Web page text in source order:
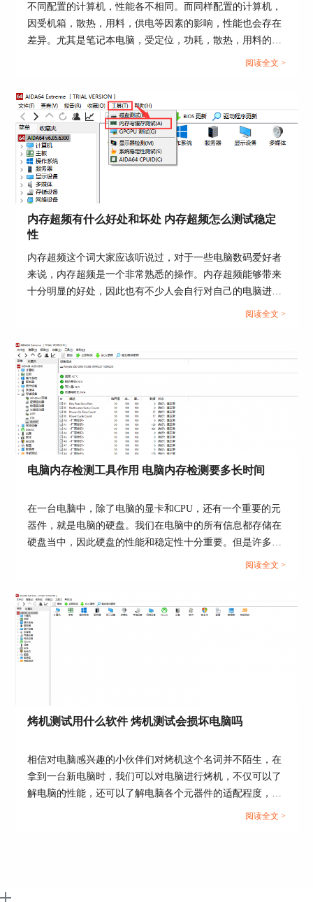
目，一般来说全选“Solid Fills”纯色填充项，如图4
就可以了。鼠标移动到测试项上，在界面下方可以
查看该项的实际作用，在左侧的窗口中可以查看它
图4：全选纯色填充
接下来我们需要选择是自动运行测试还是手动测
试，在自动模式下，所选的测试屏幕将像幻灯片一
我们可以通过按Space空格键或Page Down向下键进
入下一个测试屏幕，在这种模式下，将为每个测试
屏幕提供有关我们需要注意的提示。
正式进入测试时，就需要我们肉眼仔细去查看屏幕
每一个像素点，若发现与背景色不同色的像素点，
就说明该点是一个坏点。
不同配置的计算机，性能各不相同。而同样配置的计算机，
因受机箱，散热，用料，供电等因素的影响，性能也会存在
差异。尤其是笔记本电脑，受定位，功耗，散热，用料的影
响，性能差距更大。同样价位的电脑，用户如何了解性能的
作简单介绍。...
阅读全文 >
内存超频有什么好处和坏处 内存超频怎么测试稳定
性
内存超频这个词大家应该听说过，对于一些电脑数码爱好者
来说，内存超频是一个非常熟悉的操作。内存超频能够带来
十分明显的好处，因此也有不少人会自行对自己的电脑进行
超频，可实际上，内存超频也会给电脑带来一定的风险和影
超频怎么测试稳定性。...
阅读全文 >
电脑内存检测工具作用 电脑内存检测要多长时间
在一台电脑中，除了电脑的显卡和CPU，还有一个重要的元
器件，就是电脑的硬盘。我们在电脑中的所有信息都存储在
硬盘当中，因此硬盘的性能和稳定性十分重要。但是许多人
并不知道如何通过软件来检测电脑硬盘的状态，那么我们今
长时间。...
阅读全文 >
烤机测试用什么软件 烤机测试会损坏电脑吗
相信对电脑感兴趣的小伙伴们对烤机这个名词并不陌生，在
拿到一台新电脑时，我们可以对电脑进行烤机，不仅可以了
解电脑的性能，还可以了解电脑各个元器件的适配程度，所
以我们今天就来说一说烤机测试用什么软件，烤机测试会损
阅读全文 >